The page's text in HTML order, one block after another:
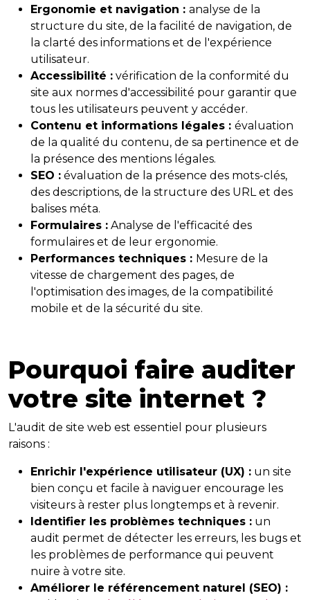
Ergonomie et navigation : analyse de la
structure du site, de la facilité de navigation, de
la clarté des informations et de l'expérience
utilisateur.
Accessibilité : vérification de la conformité du
site aux normes d'accessibilité pour garantir que
tous les utilisateurs peuvent y accéder.
Contenu et informations légales : évaluation
de la qualité du contenu, de sa pertinence et de
la présence des mentions légales.
SEO : évaluation de la présence des mots-clés,
des descriptions, de la structure des URL et des
balises méta.
Formulaires : Analyse de l'efficacité des
formulaires et de leur ergonomie.
Performances techniques : Mesure de la
vitesse de chargement des pages, de
l'optimisation des images, de la compatibilité
mobile et de la sécurité du site.
Pourquoi faire auditer
votre site internet ?
L'audit de site web est essentiel pour plusieurs
raisons :
Enrichir l'expérience utilisateur (UX) : un site
bien conçu et facile à naviguer encourage les
visiteurs à rester plus longtemps et à revenir.
Identifier les problèmes techniques : un
audit permet de détecter les erreurs, les bugs et
les problèmes de performance qui peuvent
nuire à votre site.
Améliorer le référencement naturel (SEO) :